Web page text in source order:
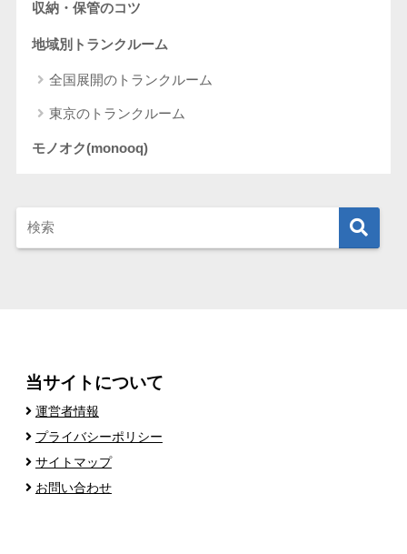
収納・保管のコツ
地域別トランクルーム
全国展開のトランクルーム
東京のトランクルーム
モノオク(monooq)
当サイトについて
運営者情報
プライバシーポリシー
サイトマップ
お問い合わせ